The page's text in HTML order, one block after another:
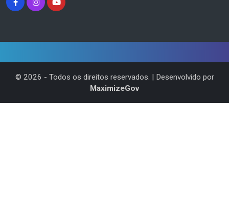
© 2026 - Todos os direitos reservados. | Desenvolvido por
MaximizeGov